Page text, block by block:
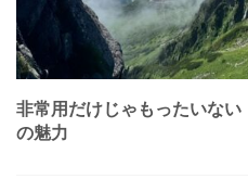
非常用だけじゃもったいない
の魅力